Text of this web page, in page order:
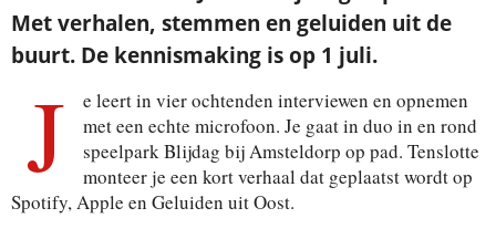
Met verhalen, stemmen en geluiden uit de
buurt. De kennismaking is op 1 juli.
J
e leert in vier ochtenden interviewen en opnemen
met een echte microfoon. Je gaat in duo in en rond
speelpark Blijdag bij Amsteldorp op pad. Tenslotte
monteer je een kort verhaal dat geplaatst wordt op
Spotify, Apple en Geluiden uit Oost.